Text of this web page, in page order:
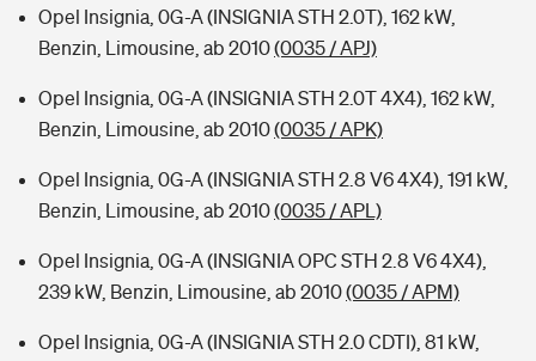
Opel Insignia, 0G-A (INSIGNIA STH 2.0T), 162 kW,
Benzin, Limousine, ab 2010(0035 / APJ)
Opel Insignia, 0G-A (INSIGNIA STH 2.0T 4X4), 162 kW,
Benzin, Limousine, ab 2010(0035 / APK)
Opel Insignia, 0G-A (INSIGNIA STH 2.8 V6 4X4), 191 kW,
Benzin, Limousine, ab 2010(0035 / APL)
Opel Insignia, 0G-A (INSIGNIA OPC STH 2.8 V6 4X4),
239 kW, Benzin, Limousine, ab 2010(0035 / APM)
Opel Insignia, 0G-A (INSIGNIA STH 2.0 CDTI), 81 kW,